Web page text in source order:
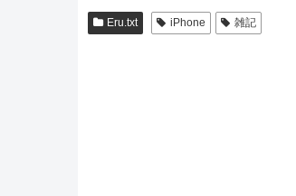
Eru.txt iPhone 雑記